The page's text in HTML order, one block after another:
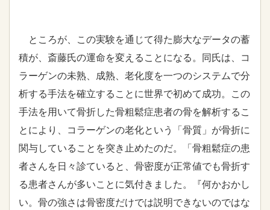
ところが、この実験を通じて得た膨大なデータの蓄
積が、斎藤氏の運命を変えることになる。同氏は、コ
ラーゲンの未熟、成熟、老化度を一つのシステムで分
析する手法を確立することに世界で初めて成功。この
手法を用いて骨折した骨粗鬆症患者の骨を解析するこ
とにより、コラーゲンの老化という「骨質」が骨折に
関与していることを突き止めたのだ。「骨粗鬆症の患
者さんを日々診ていると、骨密度が正常値でも骨折す
る患者さんが多いことに気付きました。『何かおかし
い。骨の強さは骨密度だけでは説明できないのではな